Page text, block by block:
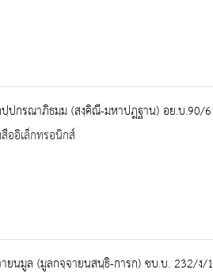
ปกรณาภิธมฺม (สงฺคิณี-มหาปฎฐาน) อย.บ.90/6
ออิเล็กทรอนิกส์
ยนมูล (มูลกจฺจายนสนฺธิ-การก) ชบ.บ. 232/ง/1